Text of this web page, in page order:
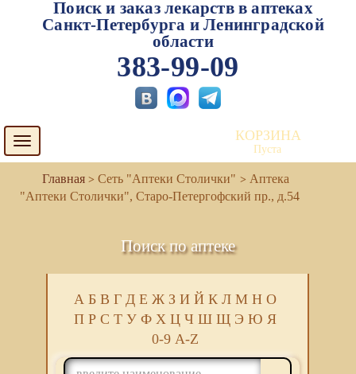
Поиск и заказ лекарств в аптеках
Санкт-Петербурга и Ленинградской
области
383-99-09
Toggle
navigation
КОРЗИНА
Пуста
Сеть "Аптеки Столички"
Аптека
"Аптеки Столички", Старо-Петергофский пр., д.54
Поиск по аптеке
А Б В Г Д Е Ж З И Й К Л М Н О
П Р С Т У Ф Х Ц Ч Ш Щ Э Ю Я
0-9 A-Z